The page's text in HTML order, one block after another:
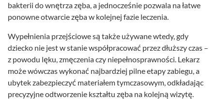
bakterii do wnętrza zęba, a jednocześnie pozwala na łatwe
ponowne otwarcie zęba w kolejnej fazie leczenia.
Wypełnienia przejściowe są także używane wtedy, gdy
dziecko nie jest w stanie współpracować przez dłuższy czas –
z powodu lęku, zmęczenia czy niepełnosprawności. Lekarz
może wówczas wykonać najbardziej pilne etapy zabiegu, a
ubytek zabezpieczyć materiałem tymczasowym, odkładając
precyzyjne odtworzenie kształtu zęba na kolejną wizytę.